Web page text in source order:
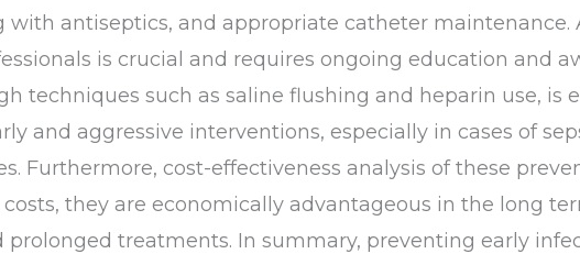
antiseptics, and appropriate catheter maintenance.
is crucial and requires ongoing education and
techniques such as saline flushing and heparin use, is
and aggressive interventions, especially in cases of
Furthermore, cost-effectiveness analysis of these
they are economically advantageous in the long
treatments. In summary, preventing early